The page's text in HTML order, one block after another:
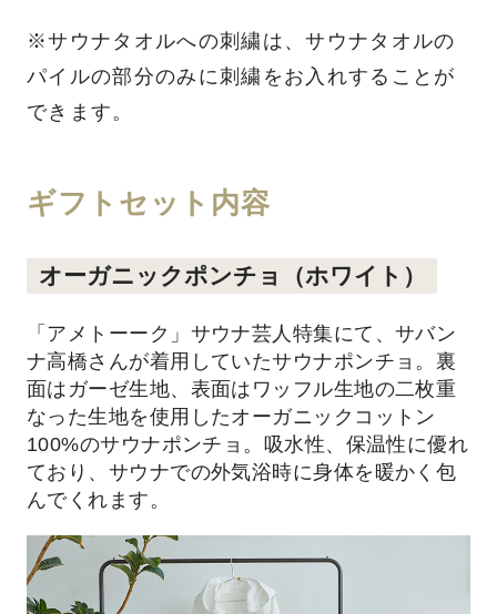
※サウナタオルへの刺繍は、サウナタオルの
パイルの部分のみに刺繍をお入れすることが
できます。
ギフトセット内容
オーガニックポンチョ（ホワイト）
「アメトーーク」サウナ芸人特集にて、サバン
ナ高橋さんが着用していたサウナポンチョ。裏
面はガーゼ生地、表面はワッフル生地の二枚重
なった生地を使用したオーガニックコットン
100%のサウナポンチョ。吸水性、保温性に優れ
ており、サウナでの外気浴時に身体を暖かく包
んでくれます。